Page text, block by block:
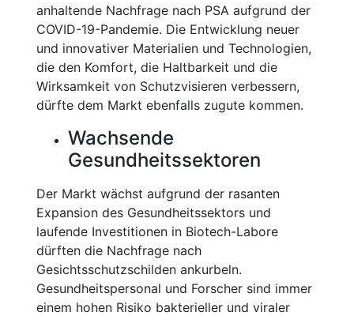
anhaltende Nachfrage nach PSA aufgrund der
COVID-19-Pandemie. Die Entwicklung neuer
und innovativer Materialien und Technologien,
die den Komfort, die Haltbarkeit und die
Wirksamkeit von Schutzvisieren verbessern,
dürfte dem Markt ebenfalls zugute kommen.
Wachsende
Gesundheitssektoren
Der Markt wächst aufgrund der rasanten
Expansion des Gesundheitssektors und
laufende Investitionen in Biotech-Labore
dürften die Nachfrage nach
Gesichtsschutzschilden ankurbeln.
Gesundheitspersonal und Forscher sind immer
einem hohen Risiko bakterieller und viraler